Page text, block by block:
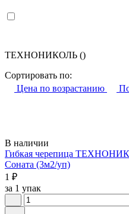
ТЕХНОНИКОЛЬ ()
Сортировать по:
Цена по возрастанию
В наличии
Гибкая черепица
Соната (3м2/уп)
1 ₽
за 1 упак